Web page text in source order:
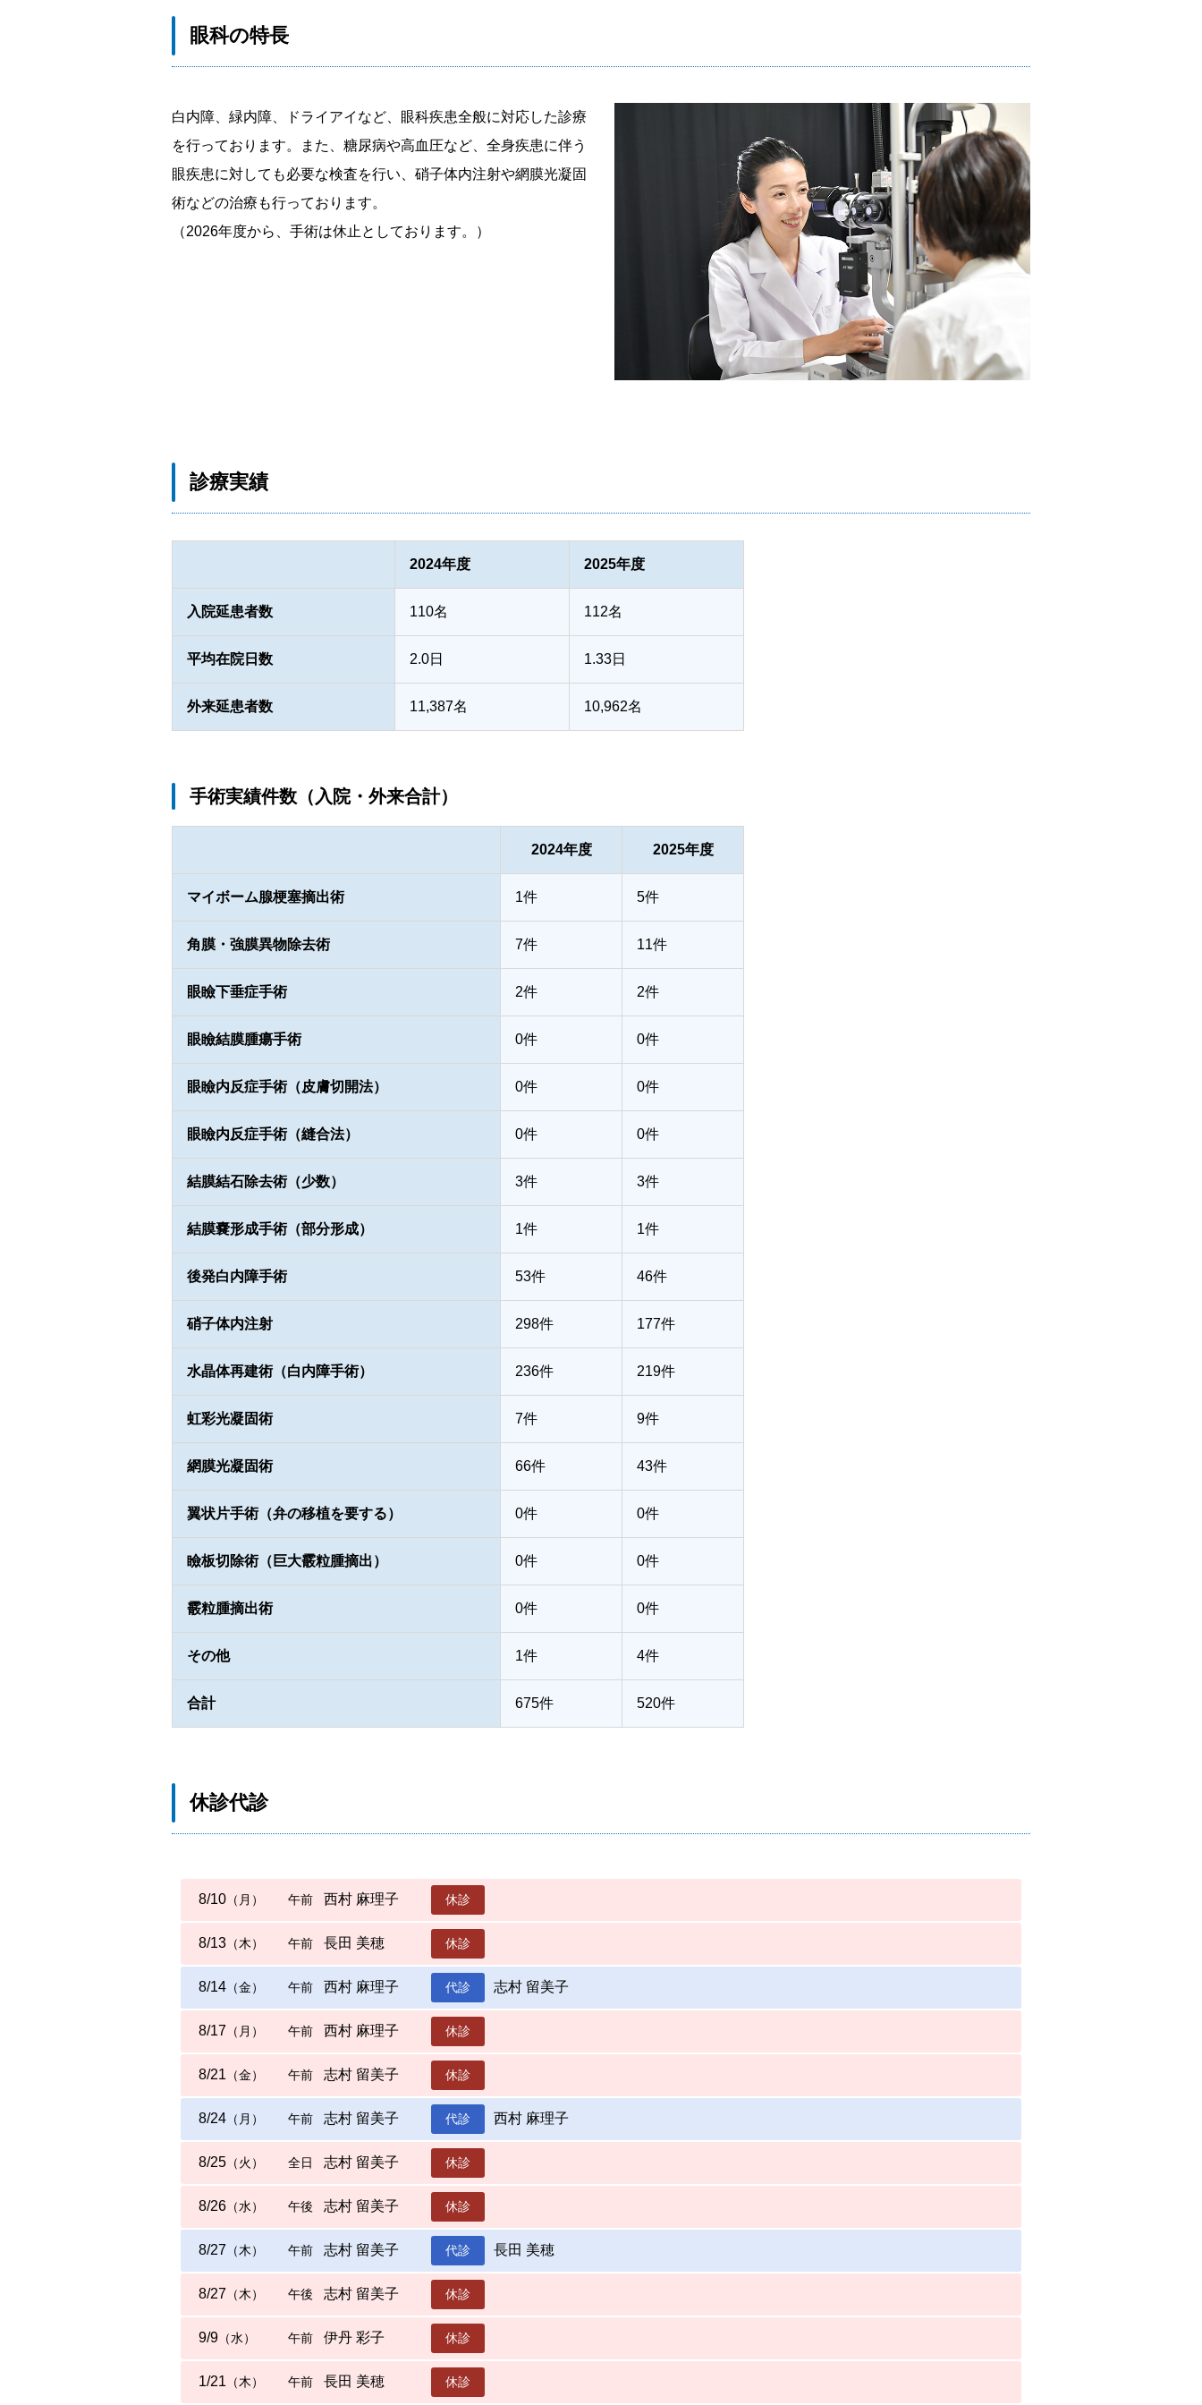
眼科の特長
白内障、緑内障、ドライアイなど、眼科疾患全般に対応した診療
を行っております。また、糖尿病や高血圧など、全身疾患に伴う
眼疾患に対しても必要な検査を行い、硝子体内注射や網膜光凝固
術などの治療も行っております。
（2026年度から、手術は休止としております。）
診療実績
2024年度 2025年度
入院延患者数 110名 112名
平均在院日数 2.0日 1.33日
外来延患者数 11,387名 10,962名
手術実績件数（入院・外来合計）
2024年度 2025年度
マイボーム腺梗塞摘出術 1件 5件
角膜・強膜異物除去術 7件 11件
眼瞼下垂症手術 2件 2件
眼瞼結膜腫瘍手術 0件 0件
眼瞼内反症手術（皮膚切開法） 0件 0件
眼瞼内反症手術（縫合法） 0件 0件
結膜結石除去術（少数） 3件 3件
結膜嚢形成手術（部分形成） 1件 1件
後発白内障手術 53件 46件
硝子体内注射 298件 177件
水晶体再建術（白内障手術） 236件 219件
虹彩光凝固術 7件 9件
網膜光凝固術 66件 43件
翼状片手術（弁の移植を要する） 0件 0件
瞼板切除術（巨大霰粒腫摘出） 0件 0件
霰粒腫摘出術 0件 0件
その他 1件 4件
合計 675件 520件
休診代診
8/10 （月） 午前 西村 麻理子 休診
8/13 （木） 午前 長田 美穂 休診
8/14 （金） 午前 西村 麻理子 代診 志村 留美子
8/17 （月） 午前 西村 麻理子 休診
8/21 （金） 午前 志村 留美子 休診
8/24 （月） 午前 志村 留美子 代診 西村 麻理子
8/25 （火） 全日 志村 留美子 休診
8/26 （水） 午後 志村 留美子 休診
8/27 （木） 午前 志村 留美子 代診 長田 美穂
8/27 （木） 午後 志村 留美子 休診
9/9 （水） 午前 伊丹 彩子 休診
1/21 （木） 午前 長田 美穂 休診